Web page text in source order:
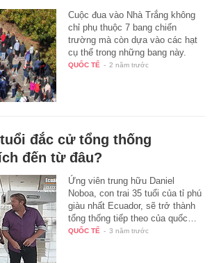
Cuộc đua vào Nhà Trắng không
chỉ phụ thuộc 7 bang chiến
trường mà còn dựa vào các hạt
cụ thể trong những bang này.
QUỐC TẾ - 2 năm trước
đắc cử tổng thống
đến từ đâu?
Ứng viên trung hữu Daniel
Noboa, con trai 35 tuổi của tỉ phú
giàu nhất Ecuador, sẽ trở thành
tổng thống tiếp theo của quốc…
QUỐC TẾ - 3 năm trước